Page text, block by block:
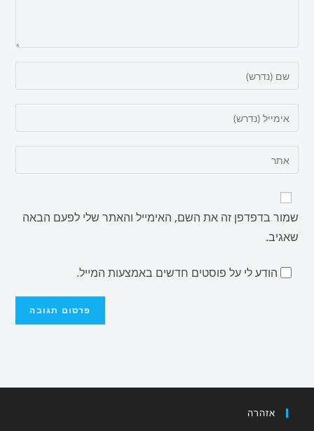
שמור בדפדפן זה את השם, האימייל והאתר שלי לפעם הבאה
שאגיב.
הודע לי על פוסטים חדשים באמצעות המייל.
אזהרה